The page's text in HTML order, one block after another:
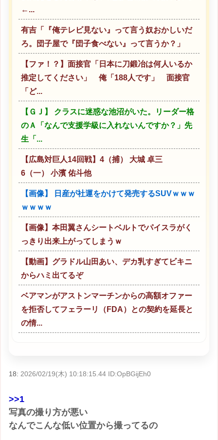
←...
有吉「『俺テレビ見ない』って言う奴おかしいだ
ろ。団子屋で『団子食べない』って言うか？」
【ファ！？】面接官「日本に刀鍛冶は何人いるか
推定してください」 俺「188人です」 面接官
「ど...
【ＧＪ】 クラスに迷惑な池沼がいた。リーダー格
のＡ「なんで支援学級に入れないんですか？」先
生「...
【広島対巨人14回戦】4（捕） 大城 卓三
6（一） 小濱 佑斗他
【画像】 日産が社運をかけて発売するSUVｗｗｗ
ｗｗｗｗ
【画像】本田翼さんシートベルトでパイスラがく
っきり出来上がってしまうｗ
【動画】グラドル山田あい、デカ乳すぎてビキニ
からハミ出てるぞ
ベアマンがアストンマーチンからの高額オファー
を拒否してフェラーリ（FDA）との契約を延長と
の情...
18:2026/02/19(木) 10:18:15.44 ID:OpBGijEh0
>>1
写真の撮り方が悪い
なんでこんな低い位置から撮ってるの